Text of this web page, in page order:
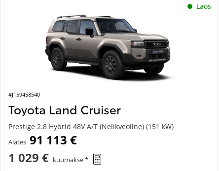
Laos
#J159458540
Toyota Land Cruiser
Prestige 2.8 Hybrid 48V A/T (Nelikveoline) (151 kW)
Alates 91 113 €
1 029 € kuumakse *